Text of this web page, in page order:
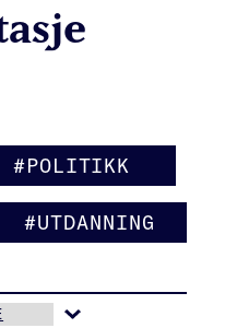
#POLITIKK
#UTDANNING